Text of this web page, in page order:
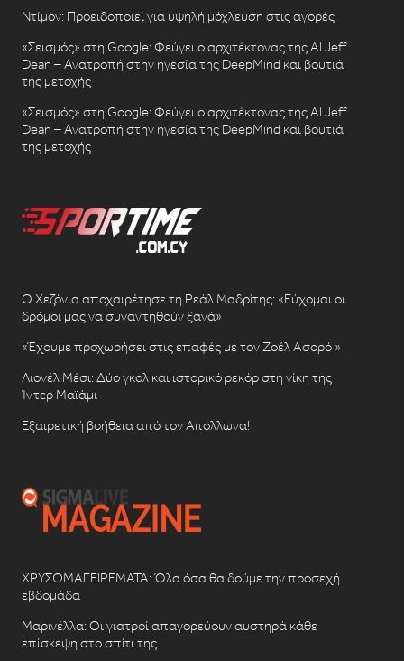
Ντίμον: Προειδοποιεί για υψηλή μόχλευση στις αγορές
«Σεισμός» στη Google: Φεύγει ο αρχιτέκτονας της AI Jeff
Dean – Ανατροπή στην ηγεσία της DeepMind και βουτιά
της μετοχής
«Σεισμός» στη Google: Φεύγει ο αρχιτέκτονας της AI Jeff
Dean – Ανατροπή στην ηγεσία της DeepMind και βουτιά
της μετοχής
Ο Χεζόνια αποχαιρέτησε τη Ρεάλ Μαδρίτης: «Εύχομαι οι
δρόμοι μας να συναντηθούν ξανά»
«Έχουμε προχωρήσει στις επαφές με τον Ζοέλ Ασορό »
Λιονέλ Μέσι: Δύο γκολ και ιστορικό ρεκόρ στη νίκη της
Ίντερ Μαϊάμι
Εξαιρετική βοήθεια από τον Απόλλωνα!
ΧΡΥΣΩΜΑΓΕΙΡΕΜΑΤΑ: Όλα όσα θα δούμε την προσεχή
εβδομάδα
Μαρινέλλα: Οι γιατροί απαγορεύουν αυστηρά κάθε
επίσκεψη στο σπίτι της